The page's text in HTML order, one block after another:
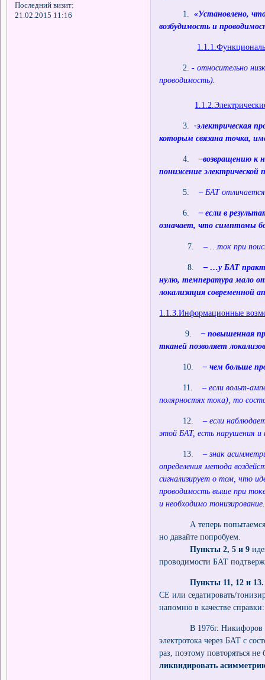
Последний визит:
21.02.2015 11:16
1.«Установлено,
возбудимость и
2.- относительно
проводимость).
3.-электрическая
которым связана точка,
4.
–возвращению к
понижение электрической
5. – БАТ
6.
– если в
означает, что симптомы
7. – …ток при
8.
– …у БАТ
нулю, температура мало
локализация современной
1.1.3.Информационные
9.
– повышенная
тканей позволяет
10. – чем больше
11.
– если вольт-
полярностях тока), то
12.
– если
этой БАТ, есть нарушения и
13.
– знак
определения метода
сигнализирует о том, что
проводимость выше при
и необходимо
А теперь попытаемся
но давайте попробуем.
Пункты 2, 5 и 9
проводимости БАТ
Пункты 11, 12 и 13.
СЕ или седатировать/
напомню в качестве справки:
В 1976г. Никифоров
электротока через БАТ с
раз, поэтому повторяться
ликвидировать